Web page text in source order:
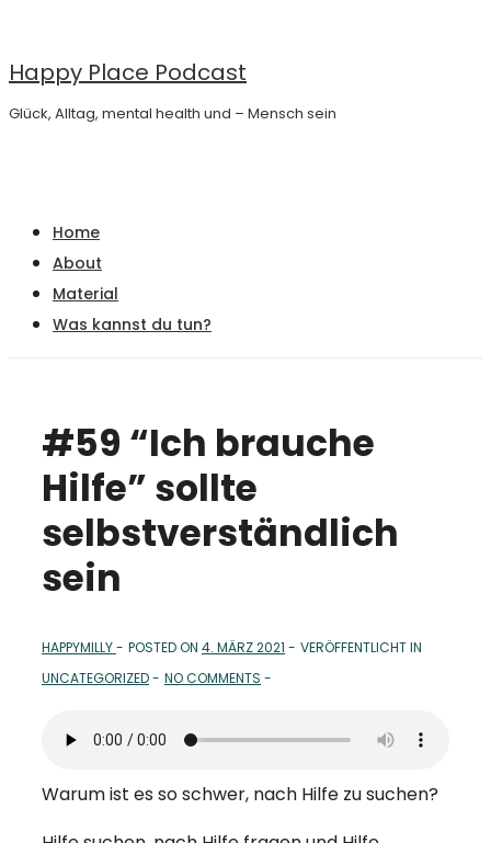
Inhalt
Happy Place Podcast
Glück, Alltag, mental health und – Mensch sein
Navigation
Home
About
Material
Was kannst du tun?
#59 “Ich brauche
Hilfe” sollte
selbstverständlich
sein
HAPPYMILLY POSTED ON 4. MÄRZ 2021
VERÖFFENTLICHT IN
UNCATEGORIZED
NO COMMENTS
Warum ist es so schwer, nach Hilfe zu suchen?